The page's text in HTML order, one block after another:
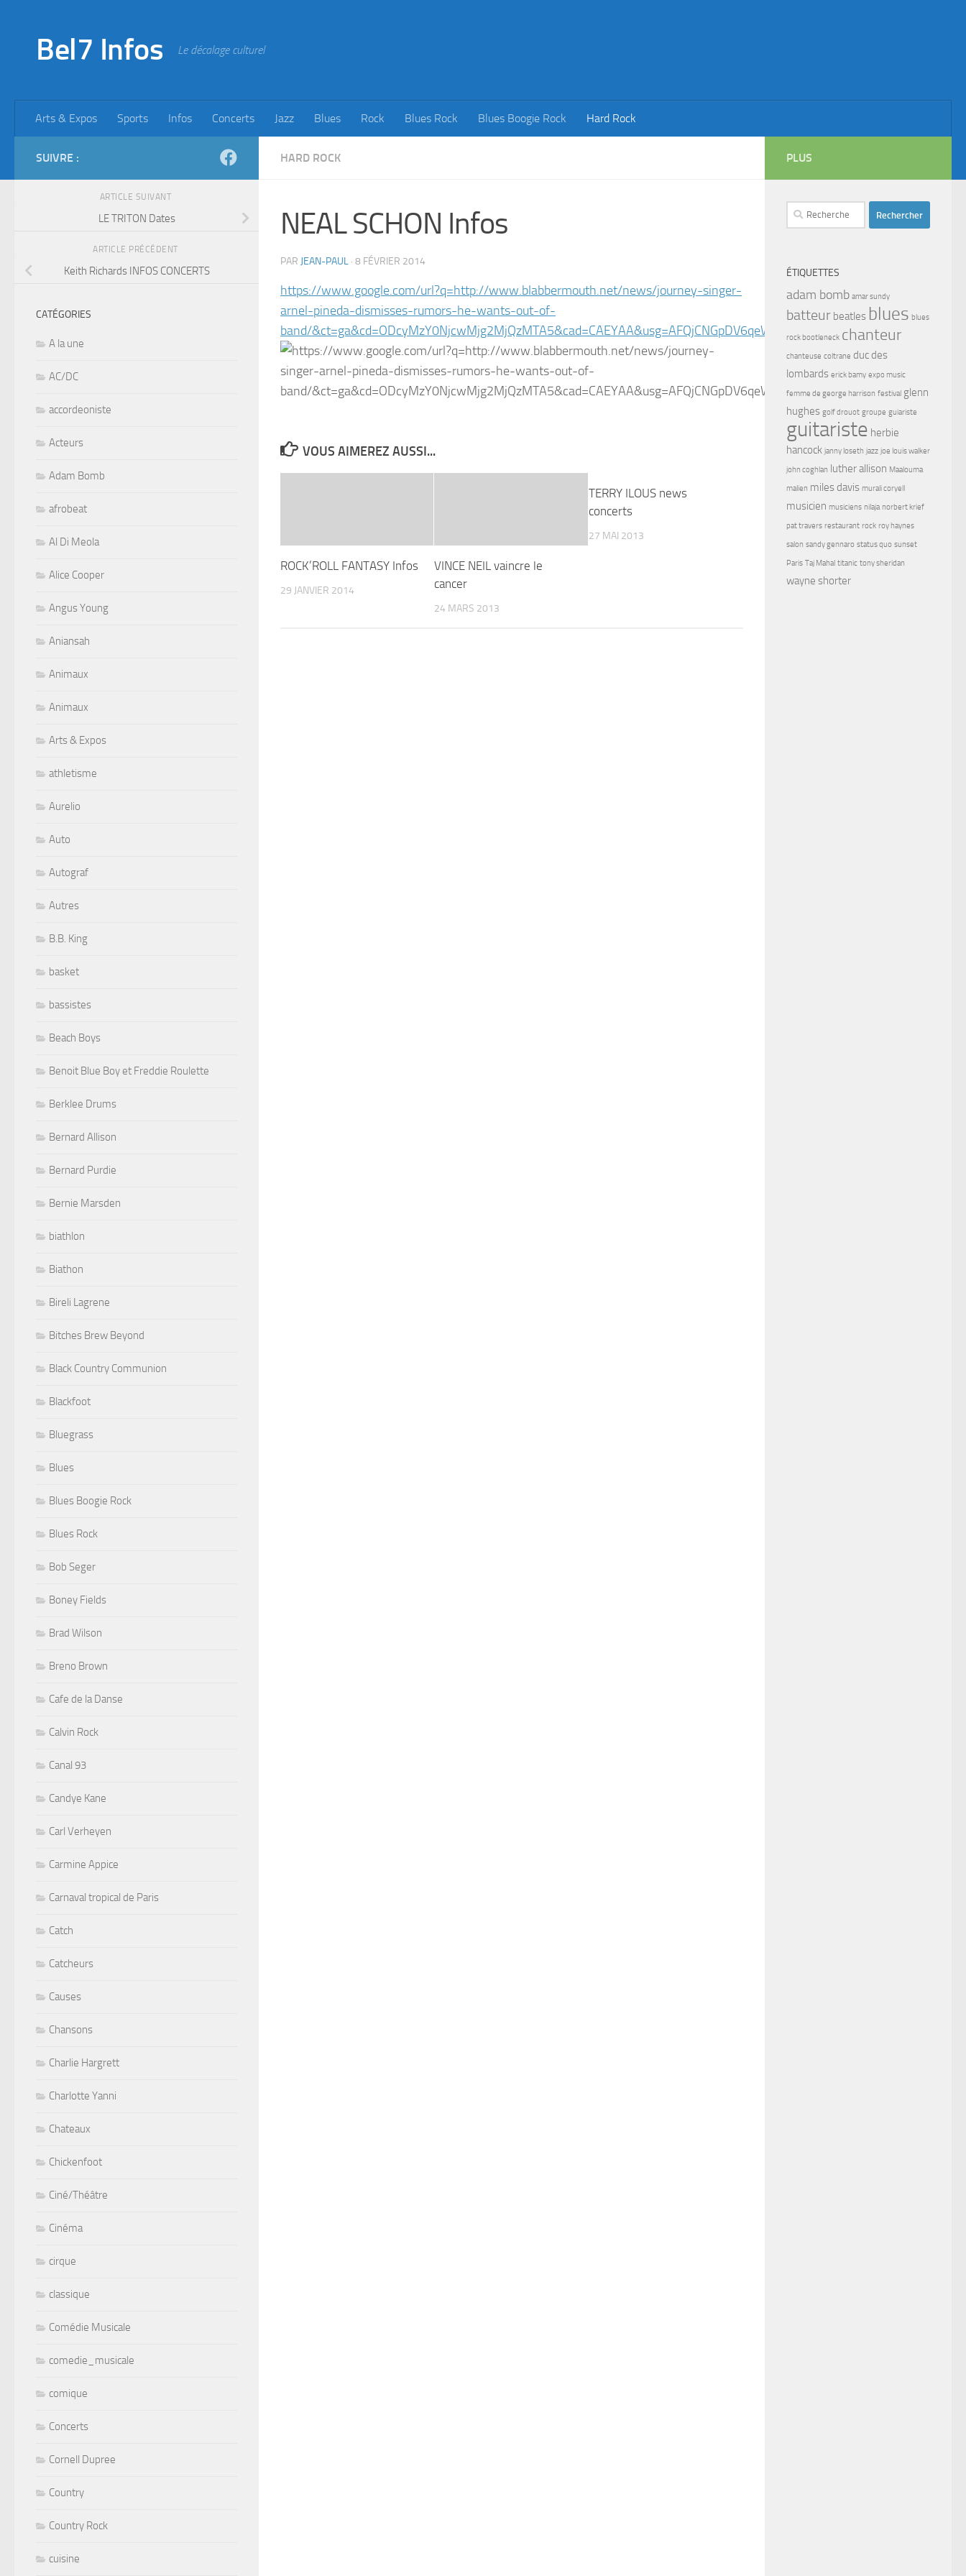
Bel7 Infos Le décalage culturel
Arts & Expos Sports Infos Concerts Jazz Blues Rock Blues Rock Blues Boogie Rock Hard Rock
HARD ROCK
NEAL SCHON Infos
PAR JEAN-PAUL · 8 FÉVRIER 2014
https://www.google.com/url?q=http://www.blabbermouth.net/news/journey-singer-
arnel-pineda-dismisses-rumors-he-wants-out-of-
band/&ct=ga&cd=ODcyMzY0NjcwMjg2MjQzMTA5&cad=CAEYAA&usg=AFQjCNGpDV6qeWUDz0dANtz_ZMgt16s9AA
VOUS AIMEREZ AUSSI...
ROCK’ROLL FANTASY Infos
29 JANVIER 2014
VINCE NEIL vaincre le
cancer
24 MARS 2013
TERRY ILOUS news
concerts
27 MAI 2013
SUIVRE :
ARTICLE SUIVANT
LE TRITON Dates
ARTICLE PRÉCÉDENT
Keith Richards INFOS CONCERTS
CATÉGORIES
A la une
AC/DC
accordeoniste
Acteurs
Adam Bomb
afrobeat
Al Di Meola
Alice Cooper
Angus Young
Aniansah
Animaux
Animaux
Arts & Expos
athletisme
Aurelio
Auto
Autograf
Autres
B.B. King
basket
bassistes
Beach Boys
Benoit Blue Boy et Freddie Roulette
Berklee Drums
Bernard Allison
Bernard Purdie
Bernie Marsden
biathlon
Biathon
Bireli Lagrene
Bitches Brew Beyond
Black Country Communion
Blackfoot
Bluegrass
Blues
Blues Boogie Rock
Blues Rock
Bob Seger
Boney Fields
Brad Wilson
Breno Brown
Cafe de la Danse
Calvin Rock
Canal 93
Candye Kane
Carl Verheyen
Carmine Appice
Carnaval tropical de Paris
Catch
Catcheurs
Causes
Chansons
Charlie Hargrett
Charlotte Yanni
Chateaux
Chickenfoot
Ciné/Théâtre
Cinéma
cirque
classique
Comédie Musicale
comedie_musicale
comique
Concerts
Cornell Dupree
Country
Country Rock
cuisine
PLUS
Rechercher :
ÉTIQUETTES
adam bomb amar sundy
batteur beatles blues blues
rock bootleneck chanteur
chanteuse coltrane duc des
lombards erick bamy expo music
femme de george harrison festival glenn
hughes golf drouot groupe guiariste
guitariste herbie
hancock janny loseth jazz joe louis walker
john coghlan luther allison Maalouma
malien miles davis murali coryell
musicien musiciens nilaja norbert krief
pat travers restaurant rock roy haynes
salon sandy gennaro status quo sunset
Paris Taj Mahal titanic tony sheridan
wayne shorter